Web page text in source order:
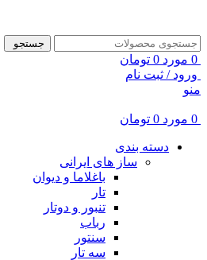
جستجو
0 مورد 0 تومان
ورود / ثبت نام
منو
0 مورد 0 تومان
دسته بندی
ساز های ایرانی
باغلاما و دیوان
تار
تنبور و دوتار
رباب
سنتور
سه تار